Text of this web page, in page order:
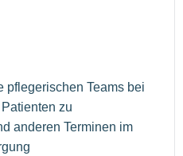
pflegerischen Teams bei
zu
anderen Terminen im